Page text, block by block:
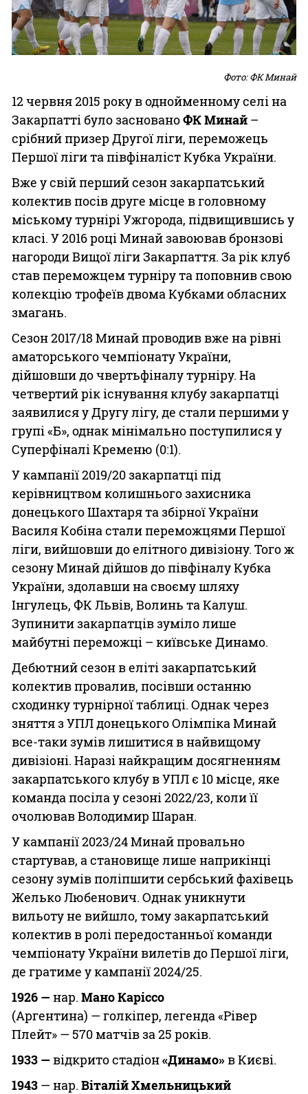
Фото: ФК Минай
12 червня 2015 року в однойменному селі на
Закарпатті було заснованоФК Минай –
срібний призер Другої ліги, переможець
Першої ліги та півфіналіст Кубка України.
Вже у свій перший сезон закарпатський
колектив посів друге місце в головному
міському турнірі Ужгорода, підвищившись у
класі. У 2016 році Минай завоював бронзові
нагороди Вищої ліги Закарпаття. За рік клуб
став переможцем турніру та поповнив свою
колекцію трофеїв двома Кубками обласних
змагань.
Сезон 2017/18 Минай проводив вже на рівні
аматорського чемпіонату України,
дійшовши до чвертьфіналу турніру. На
четвертий рік існування клубу закарпатці
заявилися у Другу лігу, де стали першими у
групі «Б», однак мінімально поступилися у
Суперфіналі Кременю (0:1).
У кампанії 2019/20 закарпатці під
керівництвом колишнього захисника
донецького Шахтаря та збірної України
Василя Кобіна стали переможцями Першої
ліги, вийшовши до елітного дивізіону. Того ж
сезону Минай дійшов до півфіналу Кубка
України, здолавши на своєму шляху
Інгулець, ФК Львів, Волинь та Калуш.
Зупинити закарпатців зуміло лише
майбутні переможці – київське Динамо.
Дебютний сезон в еліті закарпатський
колектив провалив, посівши останню
сходинку турнірної таблиці. Однак через
зняття з УПЛ донецького Олімпіка Минай
все-таки зумів лишитися в найвищому
дивізіоні. Наразі найкращим досягненням
закарпатського клубу в УПЛ є 10 місце, яке
команда посіла у сезоні 2022/23, коли її
очолював Володимир Шаран.
У кампанії 2023/24 Минай провально
стартував, а становище лише наприкінці
сезону зумів поліпшити сербський фахівець
Желько Любенович. Однак уникнути
вильоту не вийшло, тому закарпатський
колектив в ролі передостанньої команди
чемпіонату України вилетів до Першої ліги,
де гратиме у кампанії 2024/25.
1926 —нар. МаноКаріссо
(Аргентина) — голкіпер, легенда «Рівер
Плейт» — 570 матчів за 25 років.
1933 —відкрито стадіон«Динамо»в Києві.
1943 — нар. Віталій Хмельницький